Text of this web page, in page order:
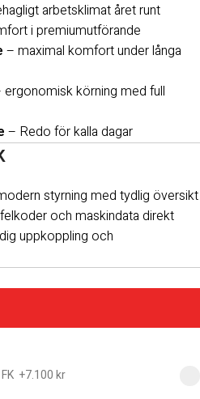
arbetsklimat året runt
i premiumutförande
– maximal komfort under långa
körning med full
– Redo för kalla dagar
styrning med tydlig översikt
och maskindata direkt
uppkoppling och
+7.100 kr